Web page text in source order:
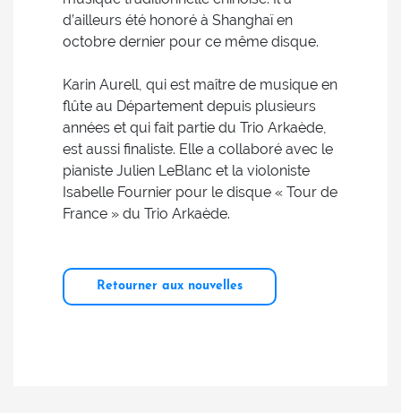
d’ailleurs été honoré à Shanghaï en
octobre dernier pour ce même disque.
Karin Aurell, qui est maître de musique en
flûte au Département depuis plusieurs
années et qui fait partie du Trio Arkaède,
est aussi finaliste. Elle a collaboré avec le
pianiste Julien LeBlanc et la violoniste
Isabelle Fournier pour le disque « Tour de
France » du Trio Arkaède.
Retourner aux nouvelles